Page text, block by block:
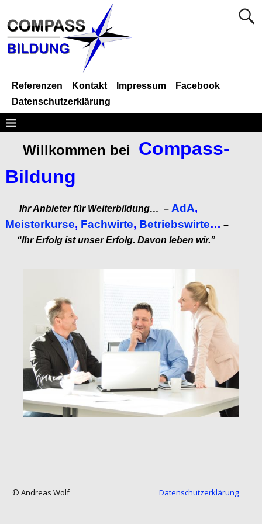
Referenzen Kontakt Impressum
Facebook
Datenschutzerklärung
Willkommen bei Compass-
Bildung
Ihr Anbieter für Weiterbildung… – AdA,
Meisterkurse, Fachwirte, Betriebswirte… –
“Ihr Erfolg ist unser Erfolg. Davon leben wir.”
© Andreas Wolf Datenschutzerklärung